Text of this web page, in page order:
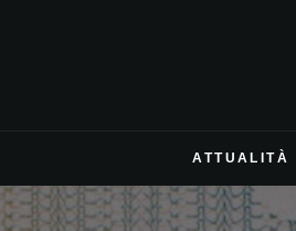
ATTUALITÀ